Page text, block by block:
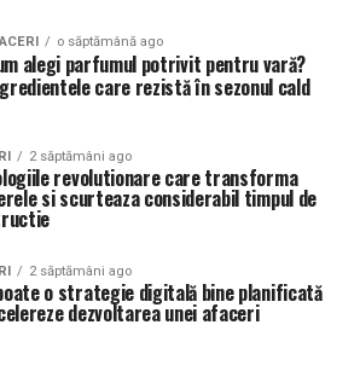
o săptămână ago
alegi parfumul potrivit pentru vară?
care rezistă în sezonul cald
2 săptămâni ago
revolutionare care transforma
si scurteaza considerabil timpul de
2 săptămâni ago
o strategie digitală bine planificată
dezvoltarea unei afaceri